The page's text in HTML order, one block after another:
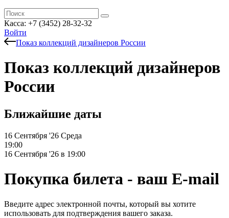
Касса: +7 (3452) 28-32-32
Войти
Показ коллекций дизайнеров России
Показ коллекций дизайнеров
России
Ближайшие даты
16 Сентября '26 Среда
19:00
16 Сентября '26 в 19:00
Покупка билета - ваш E-mail
Введите адрес электронной почты, который вы хотите
использовать для подтверждения вашего заказа.